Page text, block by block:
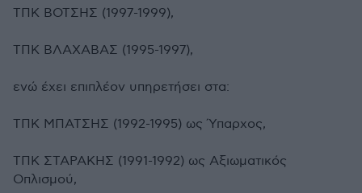
ΤΠΚ ΒΟΤΣΗΣ (1997-1999),
ΤΠΚ ΒΛΑΧΑΒΑΣ (1995-1997),
ενώ έχει επιπλέον υπηρετήσει στα:
ΤΠΚ ΜΠΑΤΣΗΣ (1992-1995) ως Ύπαρχος,
ΤΠΚ ΣΤΑΡΑΚΗΣ (1991-1992) ως Αξιωματικός
Οπλισμού,